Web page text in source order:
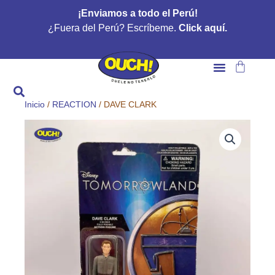
¡Enviamos a todo el Perú!
¿Fuera del Perú? Escríbeme. Click aquí.
Carrito
Inicio / REACTION / DAVE CLARK